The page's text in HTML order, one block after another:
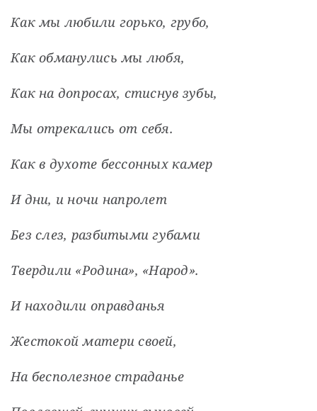
Как мы любили горько, грубо,
Как обманулись мы любя,
Как на допросах, стиснув зубы,
Мы отрекались от себя.
Как в духоте бессонных камер
И дни, и ночи напролет
Без слез, разбитыми губами
Твердили «Родина», «Народ».
И находили оправданья
Жестокой матери своей,
На бесполезное страданье